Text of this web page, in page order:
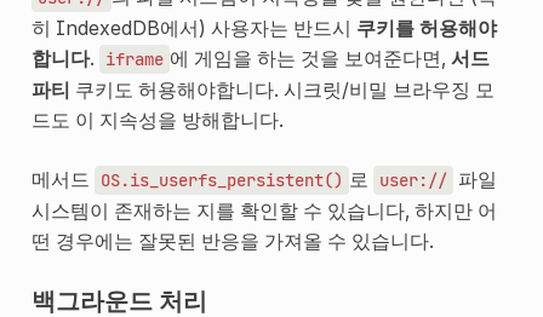
히 IndexedDB에서) 사용자는 반드시 쿠키를 허용해야
합니다. iframe 에 게임을 하는 것을 보여준다면, 서드
파티 쿠키도 허용해야합니다. 시크릿/비밀 브라우징 모
드도 이 지속성을 방해합니다.
메서드 OS.is_userfs_persistent() 로 user:// 파일
시스템이 존재하는 지를 확인할 수 있습니다, 하지만 어
떤 경우에는 잘못된 반응을 가져올 수 있습니다.
백그라운드 처리